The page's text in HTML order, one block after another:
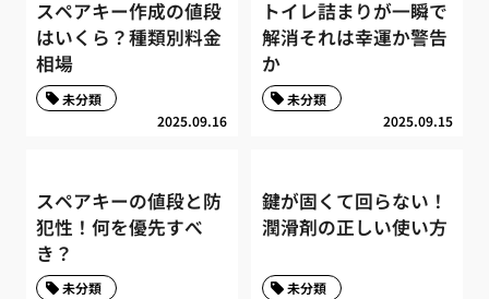
スペアキー作成の値段
はいくら？種類別料金
相場
2025.09.16
未分類
トイレ詰まりが一瞬で
解消それは幸運か警告
か
2025.09.15
未分類
スペアキーの値段と防
犯性！何を優先すべ
き？
未分類
鍵が固くて回らない！
潤滑剤の正しい使い方
未分類